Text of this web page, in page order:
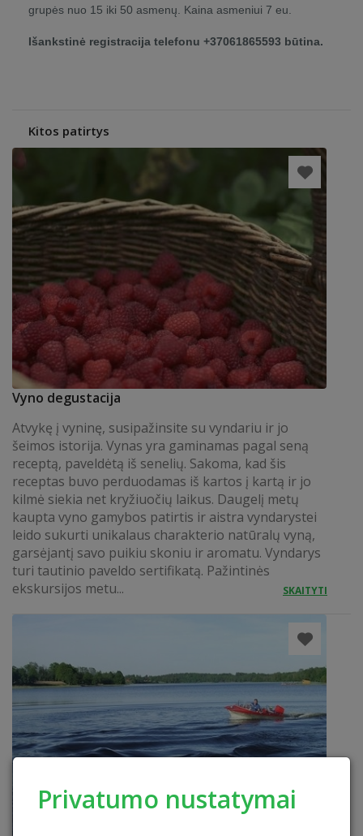
Privatumo nustatymai
grupės nuo 15 iki 50 asmenų. Kaina asmeniui 7 eu.
Išankstinė registracija telefonu +37061865593 būtina.
Kitos patirtys
Vyno degustacija
Atvykę į vyninę, susipažinsite su vyndariu ir jo
šeimos istorija. Vynas yra gaminamas pagal seną
receptą, paveldėtą iš senelių. Sakoma, kad šis
receptas buvo perduodamas iš kartos į kartą ir jo
kilmė siekia net kryžiuočių laikus. Daugelį metų
kaupta vyno gamybos patirtis ir aistra vyndarystei
leido sukurti unikalaus charakterio natūralų vyną,
garsėjantį savo puikiu skoniu ir aromatu. Vyndarys
turi tautinio paveldo sertifikatą. Pažintinės
ekskursijos metu...
SKAITYTI